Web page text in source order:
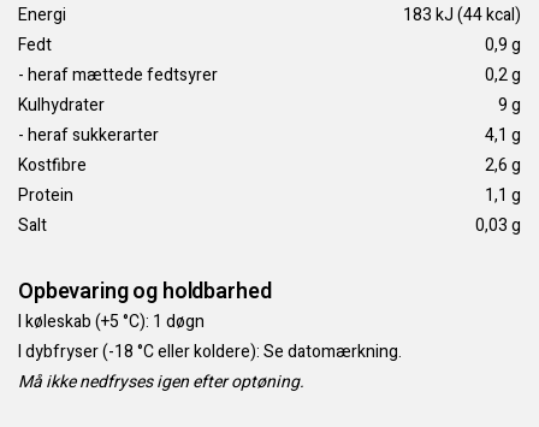
Energi
183 kJ (44 kcal)
Fedt
0,9 g
- heraf mættede fedtsyrer
0,2 g
Kulhydrater
9 g
- heraf sukkerarter
4,1 g
Kostfibre
2,6 g
Protein
1,1 g
Salt
0,03 g
Opbevaring og holdbarhed
I køleskab (+5 °C): 1 døgn
I dybfryser (-18 °C eller koldere): Se datomærkning.
Må ikke nedfryses igen efter optøning.